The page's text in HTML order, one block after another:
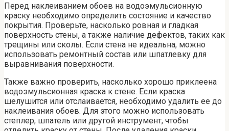
Перед наклеиванием обоев на водоэмульсионную
краску необходимо определить состояние и качество
покрытия. Проверьте, насколько ровная и гладкая
поверхность стены, а также наличие дефектов, таких как
трещины или сколы. Если стена не идеальна, можно
использовать ремонтный состав или шпатлевку для
выравнивания поверхности.
Также важно проверить, насколько хорошо приклеена
водоэмульсионная краска к стене. Если краска
шелушится или отслаивается, необходимо удалить ее до
наклеивания обоев. Для этого можно использовать
степлер, шпатель или другой инструмент, чтобы